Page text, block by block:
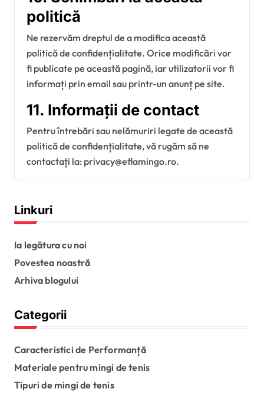
politică
Ne rezervăm dreptul de a modifica această
politică de confidențialitate. Orice modificări vor
fi publicate pe această pagină, iar utilizatorii vor fi
informați prin email sau printr-un anunț pe site.
11. Informații de contact
Pentru întrebări sau nelămuriri legate de această
politică de confidențialitate, vă rugăm să ne
contactați la: privacy@eflamingo.ro.
Linkuri
Ia legătura cu noi
Povestea noastră
Arhiva blogului
Categorii
Caracteristici de Performanță
Materiale pentru mingi de tenis
Tipuri de mingi de tenis